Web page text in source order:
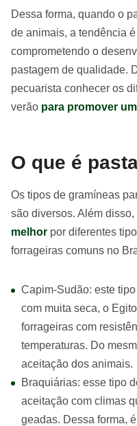
Dessa forma, quando o
de animais, a tendência
comprometendo o
pastagem de qualidade.
pecuarista conhecer os
verão para promover
O que é
Os tipos de gramíneas
são diversos. Além disso,
melhor por diferentes
forrageiras comuns no
Capim-Sudão: este
com muita seca, o
forrageiras com
temperaturas. Do
aceitação dos animais.
Braquiárias: esse tipo
aceitação com climas
geadas. Dessa forma,